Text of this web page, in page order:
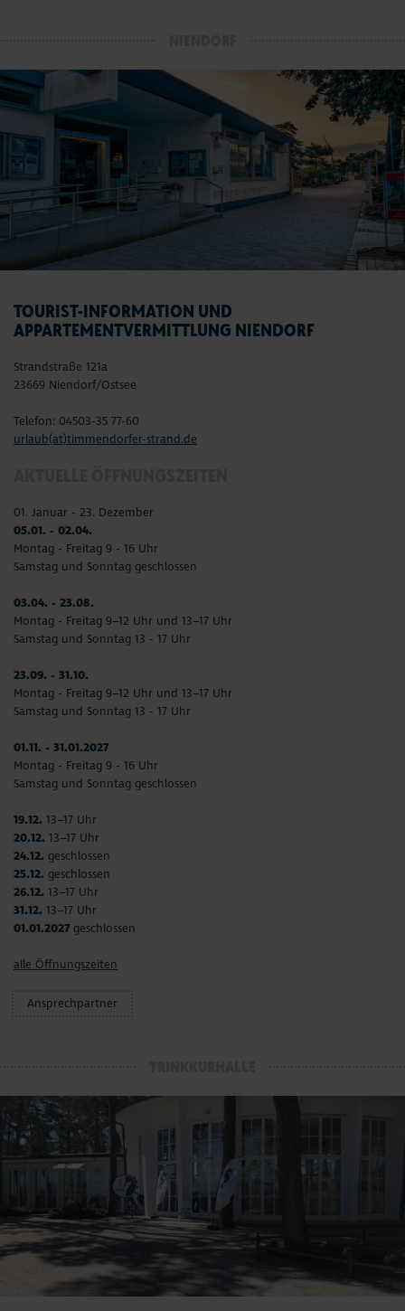
TOURIST-INFORMATION UND
APPARTEMENTVERMITTLUNG NIENDORF
Strandstraße 121a
23669 Niendorf/Ostsee
Telefon: 04503-35 77-60
urlaub(at)timmendorfer-strand.de
01. Januar - 23. Dezember
05.01. - 02.04.
Montag - Freitag 9 - 16 Uhr
Samstag und Sonntag geschlossen
03.04. - 23.08.
Montag - Freitag 9–12 Uhr und 13–17 Uhr
Samstag und Sonntag 13 - 17 Uhr
23.09. - 31.10.
Montag - Freitag 9–12 Uhr und 13–17 Uhr
Samstag und Sonntag 13 - 17 Uhr
01.11. - 31.01.2027
Montag - Freitag 9 - 16 Uhr
Samstag und Sonntag geschlossen
19.12. 13–17 Uhr
20.12. 13–17 Uhr
24.12. geschlossen
25.12. geschlossen
26.12. 13–17 Uhr
31.12. 13–17 Uhr
01.01.2027 geschlossen
alle Öffnungszeiten
Ansprechpartner